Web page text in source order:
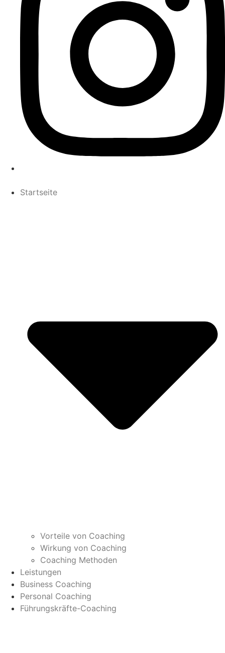
Startseite
Vorteile von Coaching
Wirkung von Coaching
Coaching Methoden
Leistungen
Business Coaching
Personal Coaching
Führungskräfte-Coaching